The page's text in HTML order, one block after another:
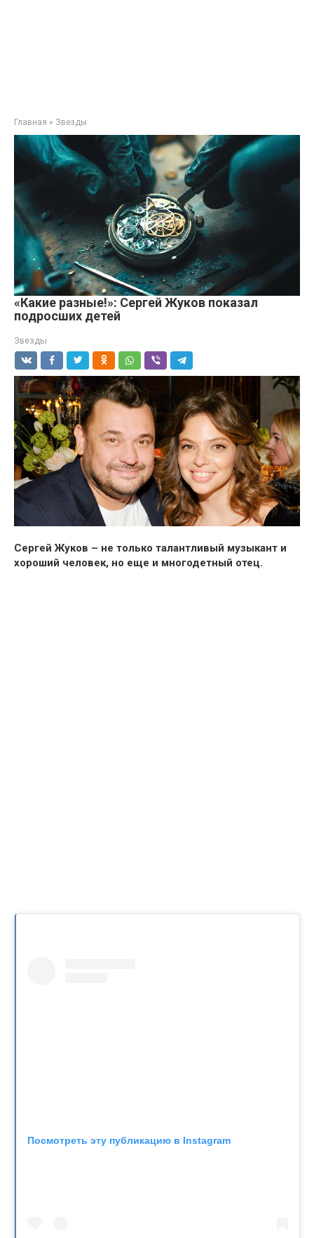
Главная » Звезды
«Какие разные!»: Сергей Жуков показал
подросших детей
Звезды
Сергей Жуков – не только талантливый музыкант и
хороший человек, но еще и многодетный отец.
Посмотреть эту публикацию в Instagram